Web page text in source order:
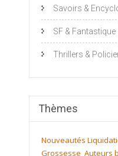
Savoirs &
SF & Fantastique
Thrillers &
Thèmes
Nouveautés
Grossesse Auteurs